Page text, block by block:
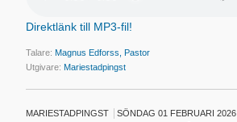
Direktlänk till MP3-fil!
Talare:Magnus Edforss, Pastor
Utgivare:Mariestadpingst
MARIESTADPINGST SÖNDAG 01 FEBRUARI 2026